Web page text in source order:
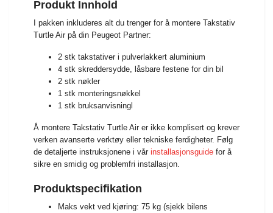
Produkt Innhold
I pakken inkluderes alt du trenger for å montere Takstativ
Turtle Air på din Peugeot Partner:
2 stk takstativer i pulverlakkert aluminium
4 stk skreddersydde, låsbare festene for din bil
2 stk nøkler
1 stk monteringsnøkkel
1 stk bruksanvisningl
Å montere Takstativ Turtle Air er ikke komplisert og krever
verken avanserte verktøy eller tekniske ferdigheter. Følg
de detaljerte instruksjonene i vår installasjonsguide for å
sikre en smidig og problemfri installasjon.
Produktspecifikation
Maks vekt ved kjøring: 75 kg (sjekk bilens